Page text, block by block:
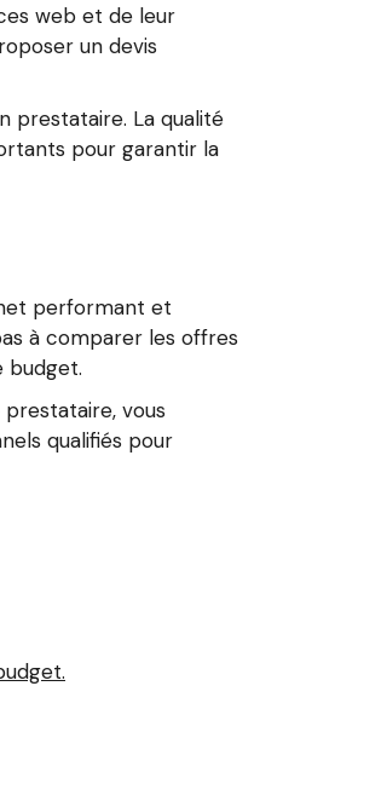
web et de leur
un devis
prestataire. La qualité
pour garantir la
performant et
à comparer les offres
budget.
vous
qualifiés pour